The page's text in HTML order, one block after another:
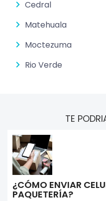
Cedral
Matehuala
Moctezuma
Rio Verde
TE
¿CÓMO ENVIAR
PAQUETERÍA?